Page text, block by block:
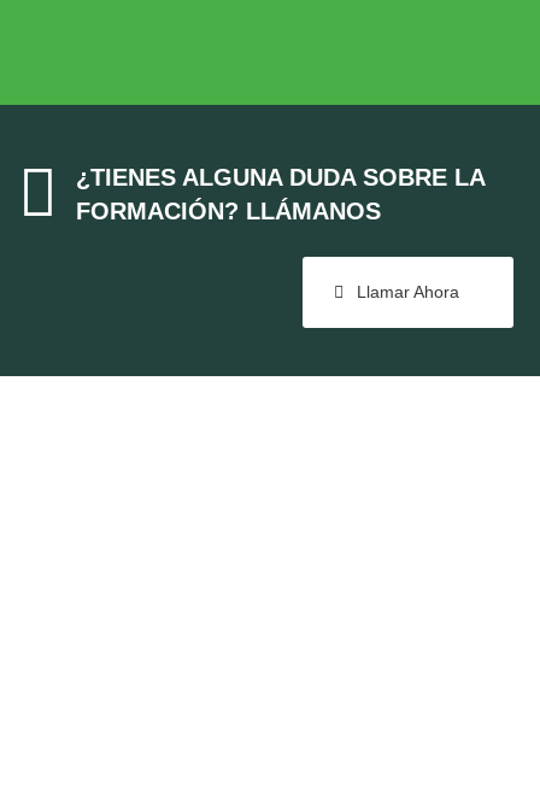

¿TIENES ALGUNA DUDA SOBRE LA
FORMACIÓN? LLÁMANOS
Llamar Ahora